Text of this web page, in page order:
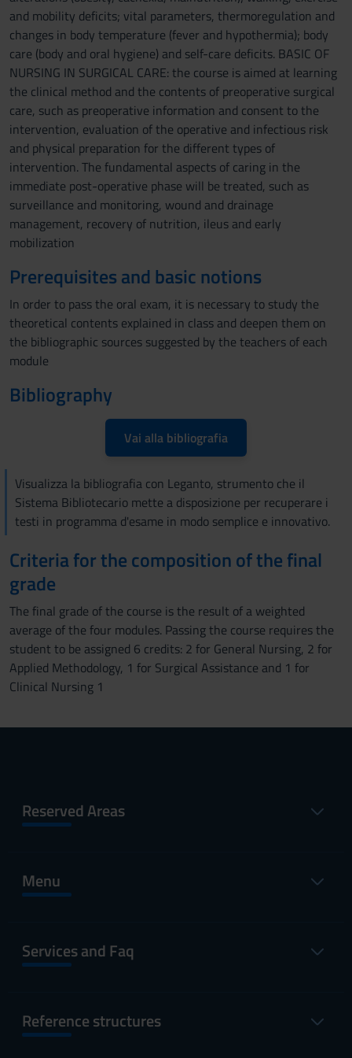
and mobility deficits; vital parameters, thermoregulation and
changes in body temperature (fever and hypothermia); body
care (body and oral hygiene) and self-care deficits. BASIC OF
NURSING IN SURGICAL CARE: the course is aimed at learning
the clinical method and the contents of preoperative surgical
care, such as preoperative information and consent to the
intervention, evaluation of the operative and infectious risk
and physical preparation for the different types of
intervention. The fundamental aspects of caring in the
immediate post-operative phase will be treated, such as
surveillance and monitoring, wound and drainage
management, recovery of nutrition, ileus and early
mobilization
Prerequisites and basic notions
In order to pass the oral exam, it is necessary to study the
theoretical contents explained in class and deepen them on
the bibliographic sources suggested by the teachers of each
module
Bibliography
Vai alla bibliografia
Visualizza la bibliografia con Leganto, strumento che il
Sistema Bibliotecario mette a disposizione per recuperare i
testi in programma d'esame in modo semplice e innovativo.
Criteria for the composition of the final
grade
The final grade of the course is the result of a weighted
average of the four modules. Passing the course requires the
student to be assigned 6 credits: 2 for General Nursing, 2 for
Applied Methodology, 1 for Surgical Assistance and 1 for
Clinical Nursing 1
Reserved Areas
Menu
Services and Faq
Reference structures